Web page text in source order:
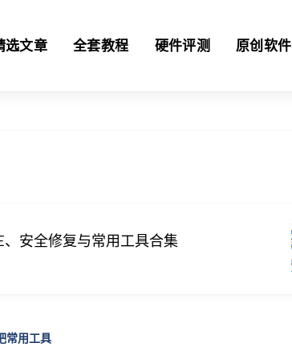
选文章 全套教程 硬件评测 原创软件
、安全修复与常用工具合集
常用工具